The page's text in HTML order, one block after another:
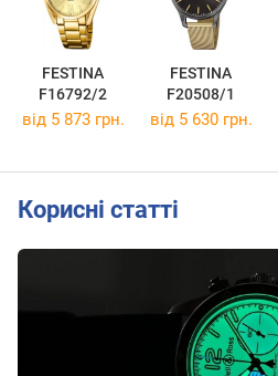
FESTINA
F16792/2
FESTINA
F20508/1
від 5 873 грн. від 5 630 грн.
Корисні статті